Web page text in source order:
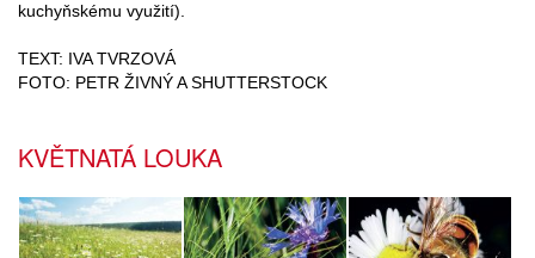
kuchyňskému využití).
TEXT: IVA TVRZOVÁ
FOTO: PETR ŽIVNÝ A SHUTTERSTOCK
KVĚTNATÁ LOUKA